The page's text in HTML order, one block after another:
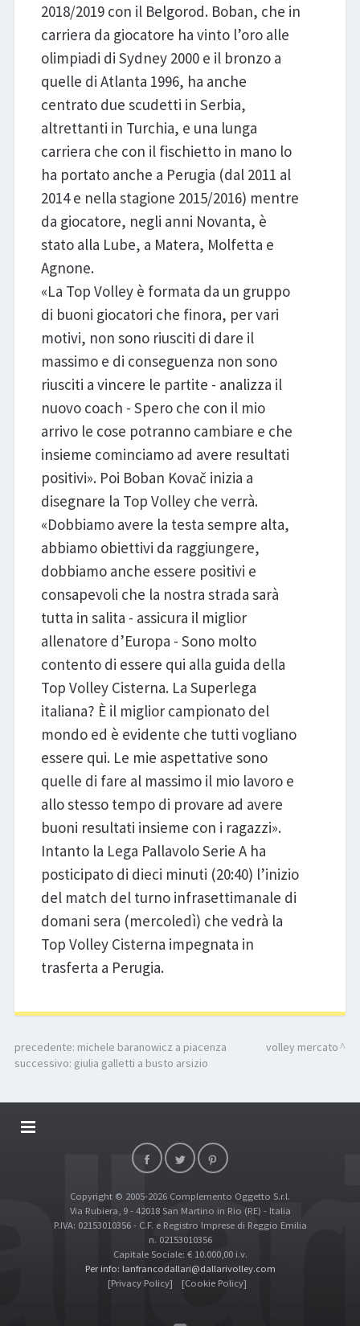
2018/2019 con il Belgorod. Boban, che in
carriera da giocatore ha vinto l’oro alle
olimpiadi di Sydney 2000 e il bronzo a
quelle di Atlanta 1996, ha anche
centrato due scudetti in Serbia,
altrettanti in Turchia, e una lunga
carriera che con il fischietto in mano lo
ha portato anche a Perugia (dal 2011 al
2014 e nella stagione 2015/2016) mentre
da giocatore, negli anni Novanta, è
stato alla Lube, a Matera, Molfetta e
Agnone.
«La Top Volley è formata da un gruppo
di buoni giocatori che finora, per vari
motivi, non sono riusciti di dare il
massimo e di conseguenza non sono
riusciti a vincere le partite - analizza il
nuovo coach - Spero che con il mio
arrivo le cose potranno cambiare e che
insieme cominciamo ad avere resultati
positivi». Poi Boban Kovač inizia a
disegnare la Top Volley che verrà.
«Dobbiamo avere la testa sempre alta,
abbiamo obiettivi da raggiungere,
dobbiamo anche essere positivi e
consapevoli che la nostra strada sarà
tutta in salita - assicura il miglior
allenatore d’Europa - Sono molto
contento di essere qui alla guida della
Top Volley Cisterna. La Superlega
italiana? È il miglior campionato del
mondo ed è evidente che tutti vogliano
essere qui. Le mie aspettative sono
quelle di fare al massimo il mio lavoro e
allo stesso tempo di provare ad avere
buoni resultati insieme con i ragazzi».
Intanto la Lega Pallavolo Serie A ha
posticipato di dieci minuti (20:40) l’inizio
del match del turno infrasettimanale di
domani sera (mercoledì) che vedrà la
Top Volley Cisterna impegnata in
trasferta a Perugia.
precedente: michele baranowicz a piacenza
successivo: giulia galletti a busto arsizio
volley mercato
DALLARIVOLLEY SOSTIENE
TOP RICERCHE
SITE MAP
Copyright © 2005-2026 Complemento Oggetto S.r.l.
Via Rubiera, 9 - 42018 San Martino in Rio (RE) - Italia
P.IVA: 02153010356 - C.F. e Registro Imprese di Reggio Emilia
n. 02153010356
Capitale Sociale: € 10.000,00 i.v.
Per info: lanfrancodallari@dallarivolley.com
[Privacy Policy]
[Cookie Policy]